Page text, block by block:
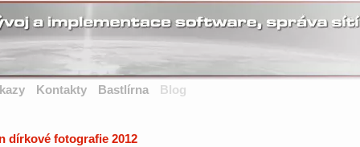
Kontakty Bastlírna Blog
dírkové fotografie 2012